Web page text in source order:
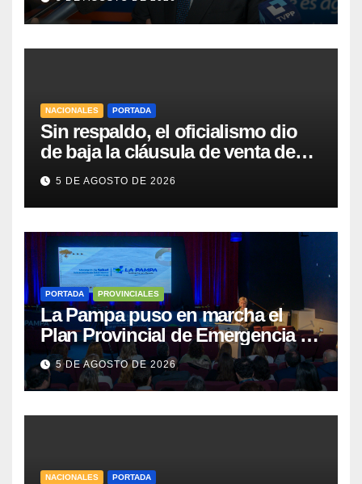
NACIONALES PORTADA
Sin respaldo, el oficialismo dio
de baja la cláusula de venta de
tierras a extranjeros para salvar la
sesión
5 DE AGOSTO DE 2026
PORTADA PROVINCIALES
La Pampa puso en marcha el
Plan Provincial de Emergencia en
Salud Mental
5 DE AGOSTO DE 2026
NACIONALES PORTADA